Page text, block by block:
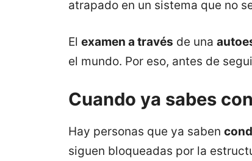
atrapado en un sistema que no
El examen a través de una
el mundo. Por eso, antes de
Cuando ya sabes
Hay personas que ya saben
siguen bloqueadas por la